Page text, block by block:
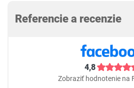
Referencie a recenzie
4,8
Zobraziť hodnotenie na